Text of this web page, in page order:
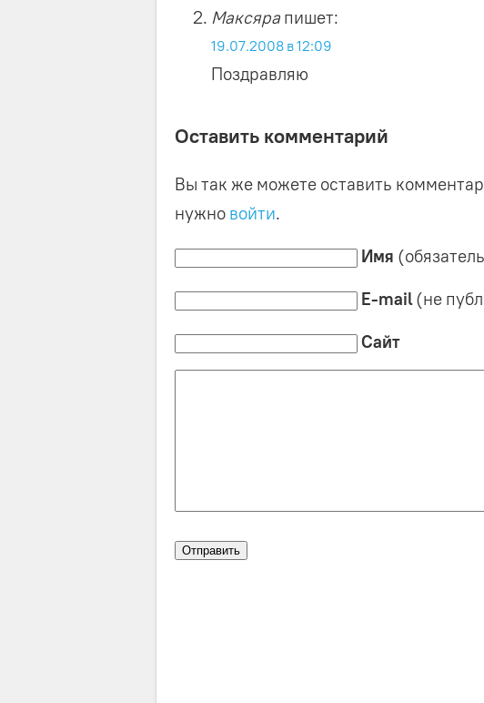
Максяра пишет:
19.07.2008 в 12:09
Поздравляю
Оставить комментарий
Вы так же можете оставить
нужно войти.
Имя
E-mail(не
Сайт